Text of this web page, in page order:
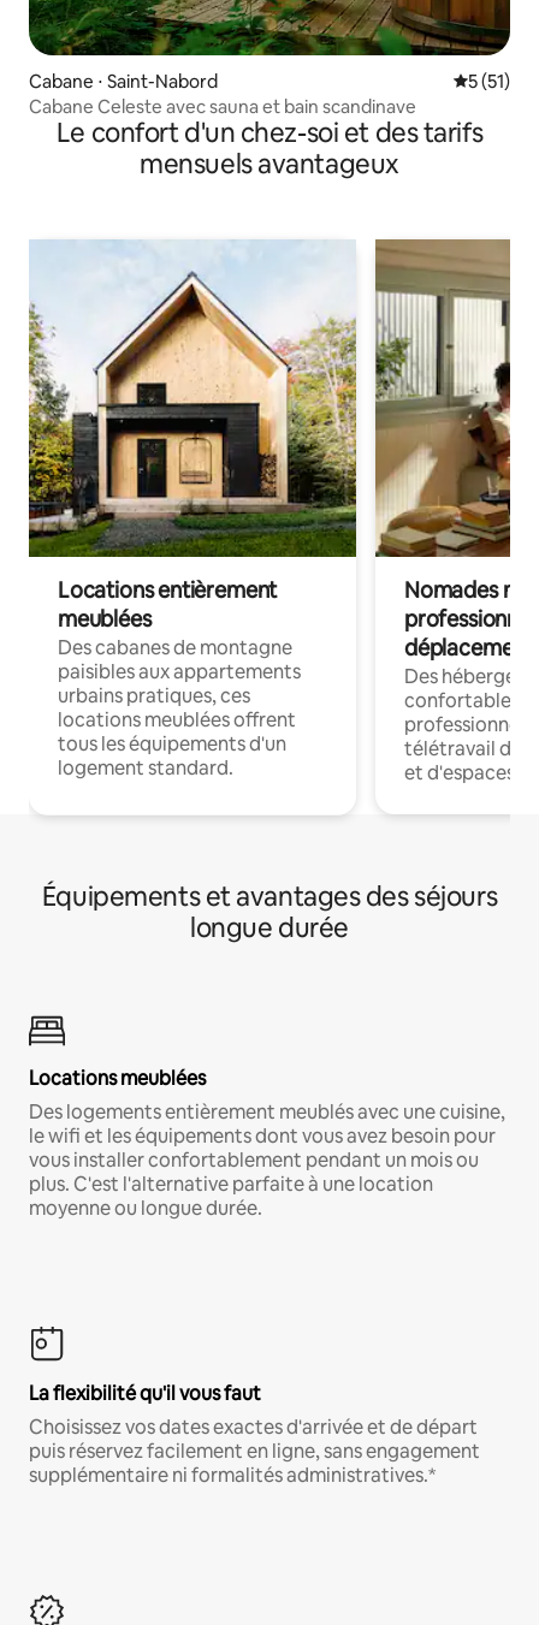
Cabane ⋅ Saint-Nabord
5 (51)
Cabane Celeste avec sauna et bain scandinave
Le confort d'un chez-soi et des tarifs
mensuels avantageux
Locations entièrement
meublées
Des cabanes de montagne
paisibles aux appartements
urbains pratiques, ces
locations meublées offrent
tous les équipements d'un
logement standard.
Nomades
déplacement
Des
confortables
professionnels
télétravail
et d'espaces
Équipements et avantages des séjours
longue durée
Locations meublées
Des logements entièrement meublés avec une cuisine,
le wifi et les équipements dont vous avez besoin pour
vous installer confortablement pendant un mois ou
plus. C'est l'alternative parfaite à une location
moyenne ou longue durée.
La flexibilité qu'il vous faut
Choisissez vos dates exactes d'arrivée et de départ
puis réservez facilement en ligne, sans engagement
supplémentaire ni formalités administratives.*